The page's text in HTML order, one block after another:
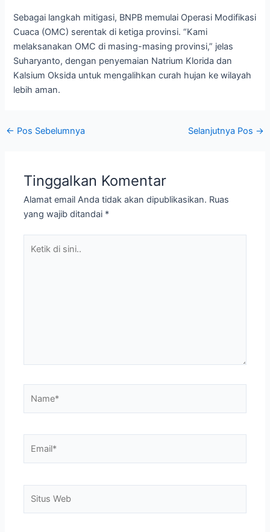
Sebagai langkah mitigasi, BNPB memulai Operasi Modifikasi
Cuaca (OMC) serentak di ketiga provinsi. “Kami
melaksanakan OMC di masing-masing provinsi,” jelas
Suharyanto, dengan penyemaian Natrium Klorida dan
Kalsium Oksida untuk mengalihkan curah hujan ke wilayah
lebih aman.
← Pos Sebelumnya Selanjutnya Pos →
Tinggalkan Komentar
Alamat email Anda tidak akan dipublikasikan. Ruas
yang wajib ditandai *